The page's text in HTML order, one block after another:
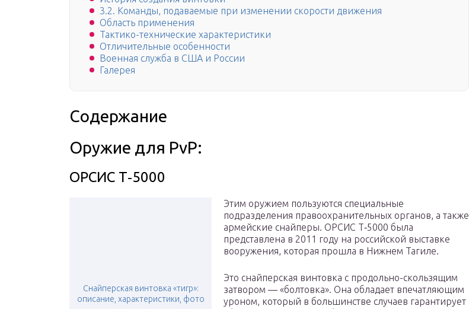
3.2. Команды, подаваемые при изменении скорости движения
Область применения
Тактико-технические характеристики
Отличительные особенности
Военная служба в США и России
Галерея
Содержание
Оружие для PvP:
ОРСИС Т‐5000
Снайперская винтовка «тигр»:
описание, характеристики, фото
Этим оружием пользуются специальные
подразделения правоохранительных органов, а также
армейские снайперы. ОРСИС Т‐5000 была
представлена в 2011 году на российской выставке
вооружения, которая прошла в Нижнем Тагиле.
Это снайперская винтовка с продольно-скользящим
затвором — «болтовка». Она обладает впечатляющим
уроном, который в большинстве случаев гарантирует